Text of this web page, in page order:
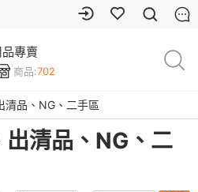
專賣
商品:702
清品、NG、二手區
清品、NG、二